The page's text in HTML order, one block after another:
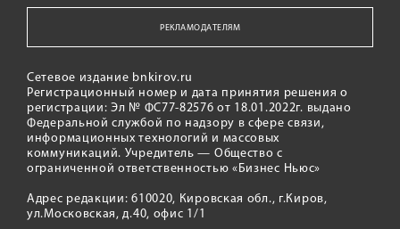
РЕКЛАМОДАТЕЛЯМ
Сетевое издание bnkirov.ru
Регистрационный номер и дата принятия решения о
регистрации: Эл № ФС77-82576 от 18.01.2022г. выдано
Федеральной службой по надзору в сфере связи,
информационных технологий и массовых
коммуникаций. Учредитель — Общество с
ограниченной ответственностью «Бизнес Ньюс»
Адрес редакции: 610020, Кировская обл., г.Киров,
ул.Московская, д.40, офис 1/1